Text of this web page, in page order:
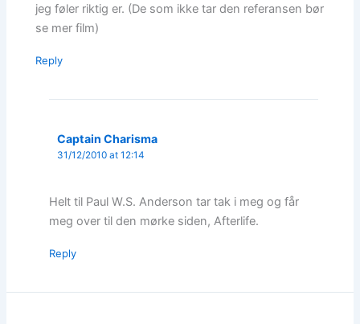
jeg føler riktig er. (De som ikke tar den referansen bør
se mer film)
Reply
Captain Charisma
31/12/2010 at 12:14
Helt til Paul W.S. Anderson tar tak i meg og får
meg over til den mørke siden, Afterlife.
Reply